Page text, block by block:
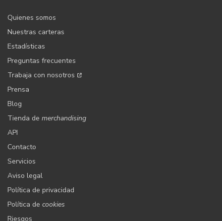
Quienes somos
Nuestras carteras
Estadísticas
Preguntas frecuentes
Trabaja con nosotros
Prensa
Blog
Tienda de merchandising
API
Contacto
Servicios
Aviso legal
Política de privacidad
Política de cookies
Riesgos